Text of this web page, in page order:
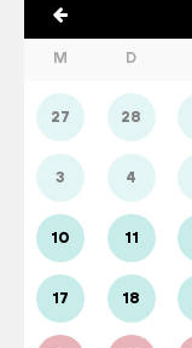
M D
27 28
3 4
10 11
17 18